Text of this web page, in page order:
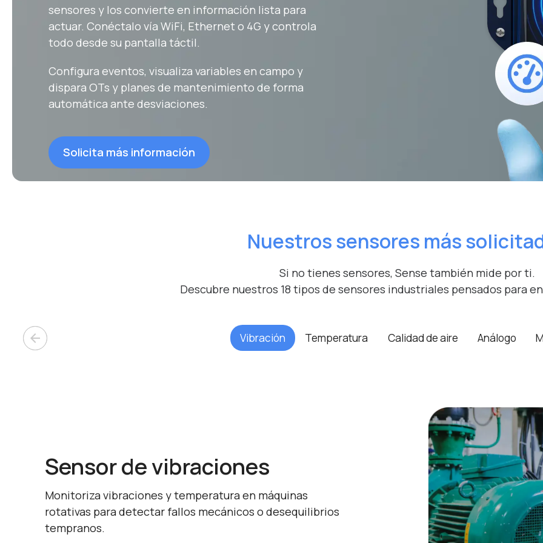
sensores y los convierte en información lista para
actuar. Conéctalo vía WiFi, Ethernet o 4G y controla
todo desde su pantalla táctil.
Configura eventos, visualiza variables en campo y
dispara OTs y planes de mantenimiento de forma
automática ante desviaciones.
Solicita más información
Nuestros sensores más
Si no tienes sensores, Sense también mide por ti.
Descubre nuestros 18 tipos de sensores industriales pensados para
arrow_back Vibración Temperatura Calidad de aire Análogo
Sensor de vibraciones
Monitoriza vibraciones y temperatura en máquinas
rotativas para detectar fallos mecánicos o desequilibrios
tempranos.